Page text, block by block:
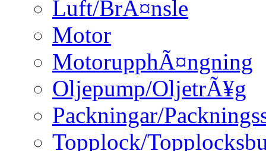
Luft/BrÃ¤nsle
Motor
MotorupphÃ¤ngning
Oljepump/OljetrÃ¥g
Packningar/
Topplock/